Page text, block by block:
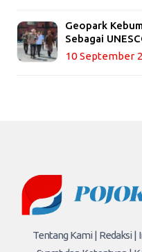
Geopark
Sebagai
10 September
Tentang Kami | Redaksi |